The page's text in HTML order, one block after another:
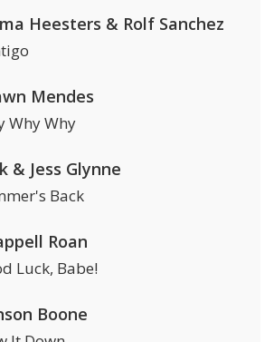
Heesters & Rolf Sanchez
Mendes
Why Why
& Jess Glynne
Back
Roan
Luck, Babe!
Boone